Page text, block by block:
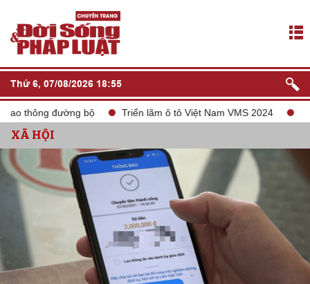
Thứ 6, 07/08/2026 18:55
đường bộ Triển lãm ô tô Việt Nam VMS 2024 tắt
XÃ HỘI